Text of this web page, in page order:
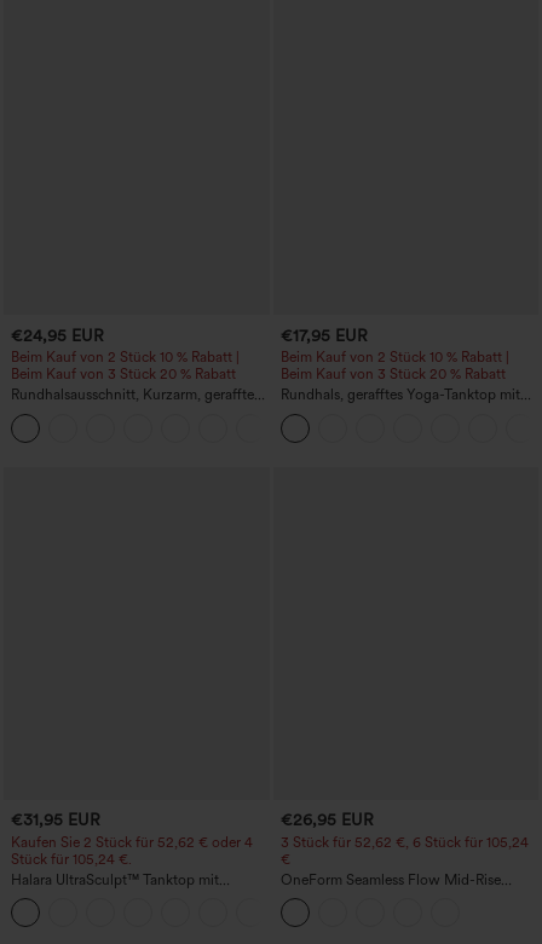
€24,95 EUR
Beim Kauf von 2 Stück 10 % Rabatt |
Beim Kauf von 3 Stück 20 % Rabatt
Rundhalsausschnitt, Kurzarm, gerafftes
Cool-Touch Yoga-Sporttop - UPF50+
€17,95 EUR
Beim Kauf von 2 Stück 10 % Rabatt |
Beim Kauf von 3 Stück 20 % Rabatt
Rundhals, gerafftes Yoga-Tanktop mit
Cool-Touch-Effekt – UPF50+
€31,95 EUR
Kaufen Sie 2 Stück für 52,62 € oder 4
Stück für 105,24 €.
Halara UltraSculpt™ Tanktop mit
Rundhalsausschnitt und
geschwungenem Saum
€26,95 EUR
3 Stück für 52,62 €, 6 Stück für 105,24
€
OneForm Seamless Flow Mid-Rise
Yoga-Leggings - mittelhoher Bund,
bauchformend und mit Po-Lifting-
Effekt